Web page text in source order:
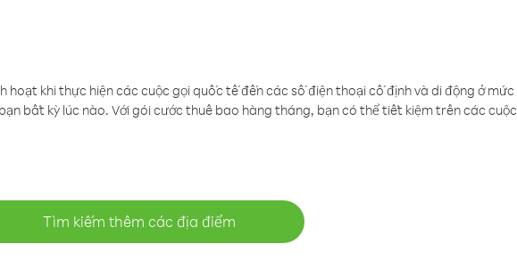
khi thực hiện các cuộc gọi quốc tế đến các số điện thoại cố định và di động ở mức
bất kỳ lúc nào. Với gói cước thuê bao hàng tháng, bạn có thể tiết kiệm trên các cuộc
Tìm kiếm thêm các địa điểm